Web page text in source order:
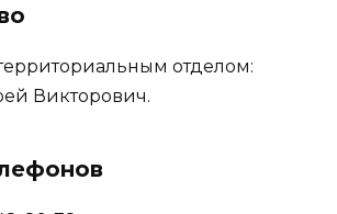
отделом:
Викторович.